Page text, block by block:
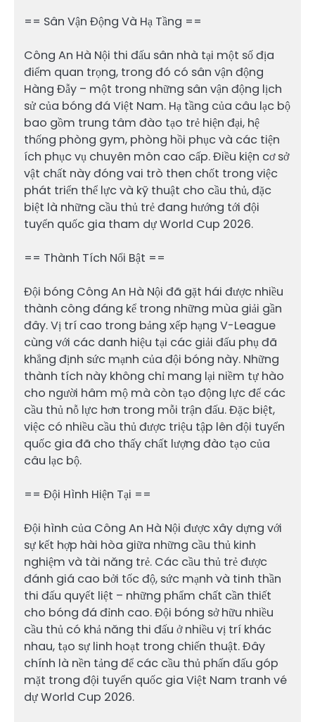
== Sân Vận Động Và Hạ Tầng ==
Công An Hà Nội thi đấu sân nhà tại một số địa
điểm quan trọng, trong đó có sân vận động
Hàng Đẫy – một trong những sân vận động lịch
sử của bóng đá Việt Nam. Hạ tầng của câu lạc bộ
bao gồm trung tâm đào tạo trẻ hiện đại, hệ
thống phòng gym, phòng hồi phục và các tiện
ích phục vụ chuyên môn cao cấp. Điều kiện cơ sở
vật chất này đóng vai trò then chốt trong việc
phát triển thể lực và kỹ thuật cho cầu thủ, đặc
biệt là những cầu thủ trẻ đang hướng tới đội
tuyển quốc gia tham dự World Cup 2026.
== Thành Tích Nổi Bật ==
Đội bóng Công An Hà Nội đã gặt hái được nhiều
thành công đáng kể trong những mùa giải gần
đây. Vị trí cao trong bảng xếp hạng V-League
cùng với các danh hiệu tại các giải đấu phụ đã
khẳng định sức mạnh của đội bóng này. Những
thành tích này không chỉ mang lại niềm tự hào
cho người hâm mộ mà còn tạo động lực để các
cầu thủ nỗ lực hơn trong mỗi trận đấu. Đặc biệt,
việc có nhiều cầu thủ được triệu tập lên đội tuyển
quốc gia đã cho thấy chất lượng đào tạo của
câu lạc bộ.
== Đội Hình Hiện Tại ==
Đội hình của Công An Hà Nội được xây dựng với
sự kết hợp hài hòa giữa những cầu thủ kinh
nghiệm và tài năng trẻ. Các cầu thủ trẻ được
đánh giá cao bởi tốc độ, sức mạnh và tinh thần
thi đấu quyết liệt – những phẩm chất cần thiết
cho bóng đá đỉnh cao. Đội bóng sở hữu nhiều
cầu thủ có khả năng thi đấu ở nhiều vị trí khác
nhau, tạo sự linh hoạt trong chiến thuật. Đây
chính là nền tảng để các cầu thủ phấn đấu góp
mặt trong đội tuyển quốc gia Việt Nam tranh vé
dự World Cup 2026.